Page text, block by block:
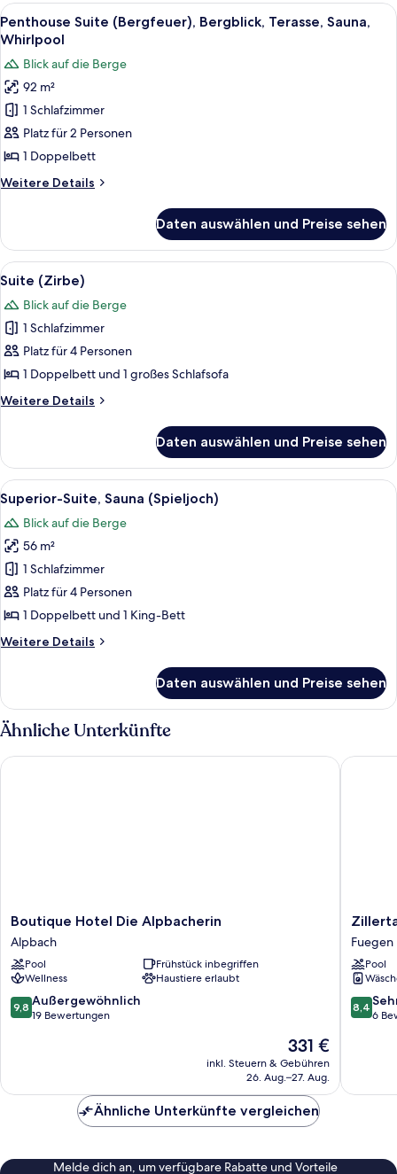
Schlafzimmer,
Sauna,
Balkon,
Bergblick
Alle
Fotos
Penthouse
Suite
(Bergfeuer),
Bergblick,
Terasse,
Sauna,
Whirlpool
Ein modernes Schlafzimmer mit
5
Penthouse Suite (Bergfeuer), Bergblick, Terasse, Sauna,
Whirlpool
Blick auf die Berge
92 m²
1 Schlafzimmer
Platz für 2 Personen
1 Doppelbett
Weitere Details
Weitere
Suite
(Bergfeuer),
Bergblick,
Terasse,
Sauna,
Whirlpool
Daten auswählen und Preise sehen
Alle
Fotos
für
Suite
(Zirbe)
anzeigen
Ein Hotelzimmer mit holzgetäfelter
3
Suite (Zirbe)
Blick auf die Berge
1 Schlafzimmer
Platz für 4 Personen
1 Doppelbett und 1 großes Schlafsofa
Weitere Details
Weitere
(Zirbe)
Daten auswählen und Preise sehen
Alle
Fotos
für
Superior-
Suite,
Sauna
(Spieljoch)
Ein Schlafzimmer mit großem
6
Superior-Suite, Sauna (Spieljoch)
Blick auf die Berge
56 m²
1 Schlafzimmer
Platz für 4 Personen
1 Doppelbett und 1 King-Bett
Weitere Details
Weitere
Suite,
Sauna
(Spieljoch)
Daten auswählen und Preise sehen
Ähnliche Unterkünfte
Boutique
Hotel
Die
Alpbacherin
Alpbach
Boutique Hotel Die Alpbacherin
Alpbach
Pool
Frühstück inbegriffen
Wellness
Haustiere erlaubt
9.8
von
9,8 Außergewöhnlich
19 Bewertungen
Der
Preis
beträgt
331 €
inkl. Steuern & Gebühren
26. Aug.–27. Aug.
Boutique Hotel Die Alpbacherin
Zillertal
Suites
Fügen
by
ALPS
Fuegen
Fuegen
Pool
8.4
von
8,4
6
Zillertal
Ähnliche Unterkünfte vergleichen
Melde dich an, um verfügbare Rabatte und Vorteile